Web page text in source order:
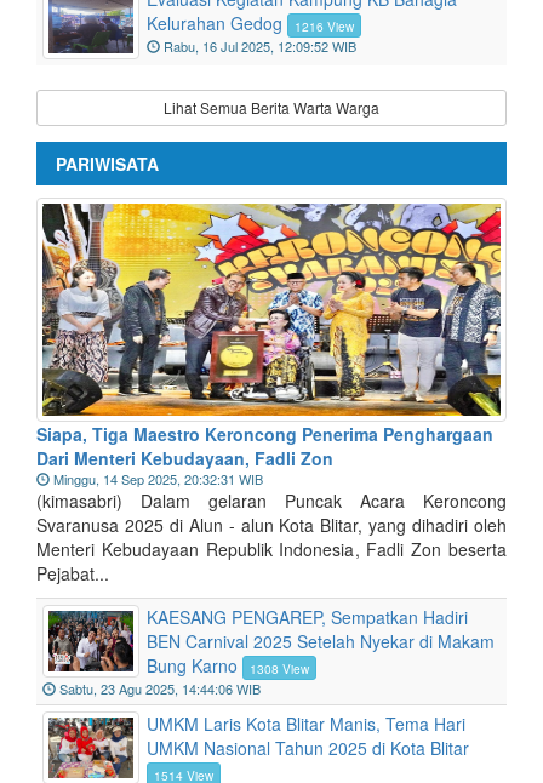
Evaluasi Kegiatan Kampung KB Bahagia
Kelurahan Gedog
1216 View
Lihat Semua Berita Warta Warga
PARIWISATA
Siapa, Tiga Maestro Keroncong Penerima Penghargaan
Dari Menteri Kebudayaan, Fadli Zon
Minggu, 14 Sep 2025, 20:32:31 WIB
(kimasabri) Dalam gelaran Puncak Acara Keroncong
Svaranusa 2025 di Alun - alun Kota Blitar, yang dihadiri oleh
Menteri Kebudayaan Republik Indonesia, Fadli Zon beserta
Pejabat...
KAESANG PENGAREP, Sempatkan Hadiri
BEN Carnival 2025 Setelah Nyekar di Makam
Bung Karno
1308 View
Sabtu, 23 Agu 2025, 14:44:06 WIB
UMKM Laris Kota Blitar Manis, Tema Hari
UMKM Nasional Tahun 2025 di Kota Blitar